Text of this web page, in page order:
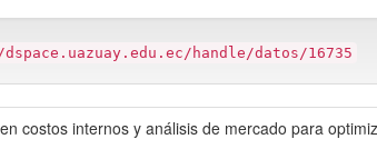
handle/datos/16735
costos internos y análisis de mercado para